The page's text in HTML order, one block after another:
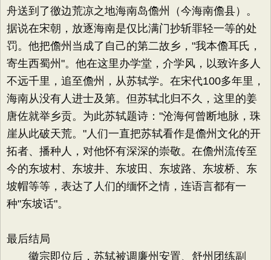
舟送到了徼边荒凉之地海南岛儋州（今海南儋县）。
据说在宋朝，放逐海南是仅比满门抄斩罪轻一等的处
罚。他把儋州当成了自己的第二故乡，"我本儋耳氏，
寄生西蜀州"。他在这里办学堂，介学风，以致许多人
不远千里，追至儋州，从苏轼学。在宋代100多年里，
海南从没有人进士及第。但苏轼北归不久，这里的姜
唐佐就举乡贡。为此苏轼题诗："沧海何曾断地脉，珠
崖从此破天荒。"人们一直把苏轼看作是儋州文化的开
拓者、播种人，对他怀有深深的崇敬。在儋州流传至
今的东坡村、东坡井、东坡田、东坡路、东坡桥、东
坡帽等等，表达了人们的缅怀之情，连语言都有一
种"东坡话"。
最后结局
徽宗即位后，苏轼被调廉州安置、舒州团练副